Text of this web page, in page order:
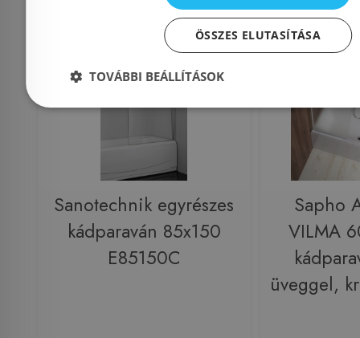
-17%
Sanotechnik egyrészes
kádparaván 85x150
E85150C
Raktáron
Sapho
VILMA
üveggel,
ÖSSZES ELUTASÍTÁSA
TOVÁBBI BEÁLLÍTÁSOK